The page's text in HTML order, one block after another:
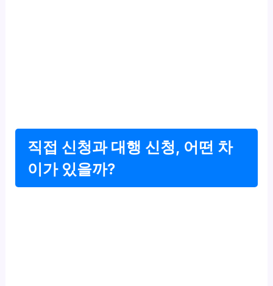
직접 신청과 대행 신청, 어떤 차
이가 있을까?